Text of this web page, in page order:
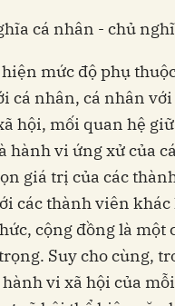
cá nhân - chủ
mức độ phụ
cá nhân, cá nhân
hội, mối quan hệ
hành vi ứng xử của
giá trị của các
các thành viên khác
cộng đồng là một
Suy cho cùng,
vi xã hội của